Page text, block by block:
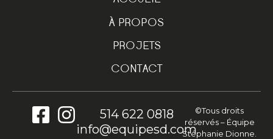
À PROPOS
PROJETS
CONTACT
514 622 0818
info@equipesd.com
©Tous droits
réservés – Équipe
Stéphanie Dionne.